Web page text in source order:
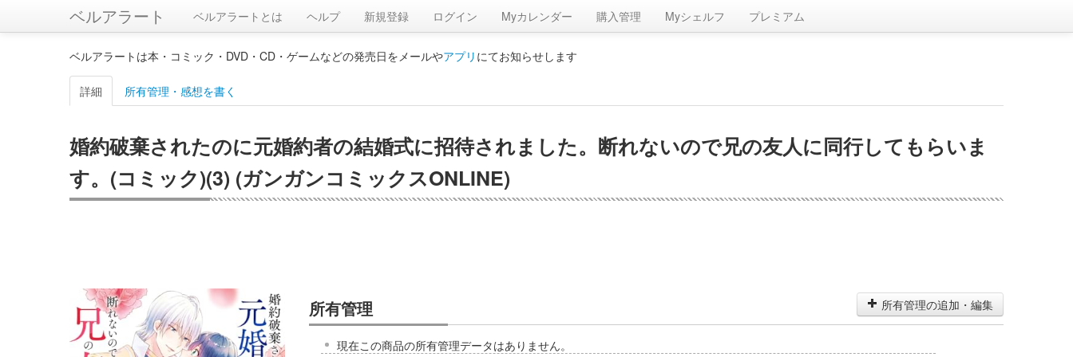
ベルアラート ベルアラートとは ヘルプ 新規登録 ログイン Myカレンダー 購入管理 Myシェルフ プレミアム
ベルアラートは本・コミック・DVD・CD・ゲームなどの発売日をメールやアプリ にてお知らせします
詳細 所有管理・感想を書く
婚約破棄されたのに元婚約者の結婚式に招待されました。断れないので兄の友人に同行してもらいま
す。(コミック)(3) (ガンガンコミックスONLINE)
所有管理 所有管理の追加・編集
現在この商品の所有管理データはありません。